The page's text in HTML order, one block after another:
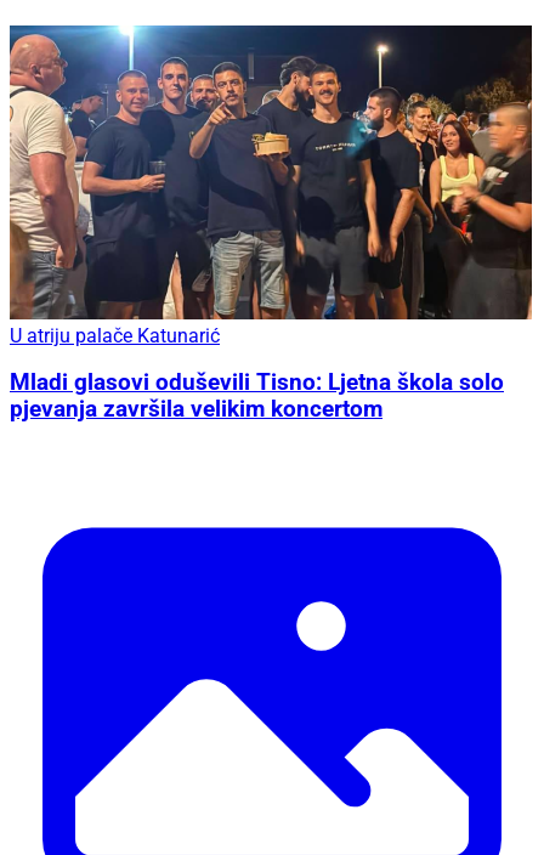
U atriju palače Katunarić
Mladi glasovi oduševili Tisno: Ljetna škola solo
pjevanja završila velikim koncertom